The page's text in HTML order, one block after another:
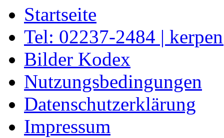
Startseite
Tel: 02237-2484 |
Bilder Kodex
Nutzungsbedingungen
Datenschutzerklärung
Impressum